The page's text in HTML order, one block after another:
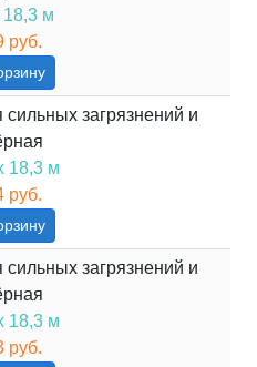
м
руб.
загрязнений и
18,3 м
руб.
загрязнений и
18,3 м
руб.